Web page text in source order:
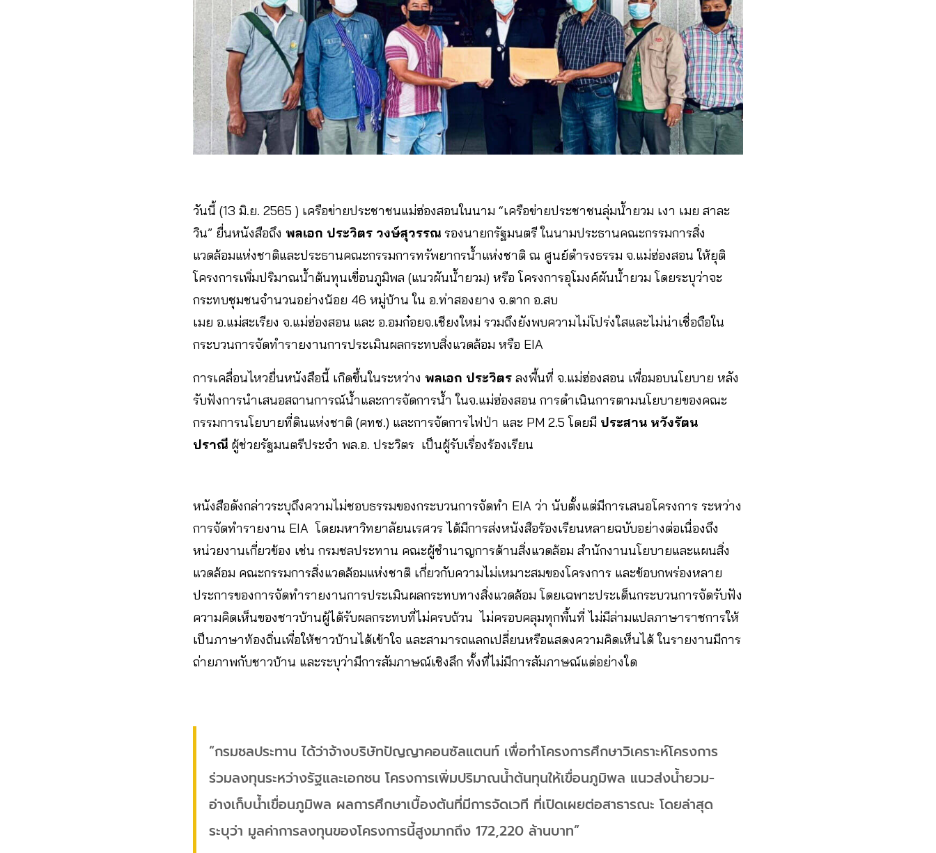
วันนี้ (13 มิ.ย. 2565 ) เครือข่ายประชาชนแม่ฮ่องสอนในนาม “เครือข่ายประชาชนลุ่มน้ำยวม เงา เมย สาละ
วิน” ยื่นหนังสือถึง พลเอก ประวิตร วงษ์สุวรรณ รองนายกรัฐมนตรี ในนามประธานคณะกรรมการสิ่ง
แวดล้อมแห่งชาติและประธานคณะกรรมการทรัพยากรน้ำแห่งชาติ ณ ศูนย์ดำรงธรรม จ.แม่ฮ่องสอน ให้ยุติ
โครงการเพิ่มปริมาณน้ำต้นทุนเขื่อนภูมิพล (แนวผันน้ำยวม) หรือ โครงการอุโมงค์ผันน้ำยวม โดยระบุว่าจะ
กระทบชุมชนจำนวนอย่างน้อย 46 หมู่บ้าน ใน อ.ท่าสองยาง จ.ตาก อ.สบ
เมย อ.แม่สะเรียง จ.แม่ฮ่องสอน และ อ.อมก๋อยจ.เชียงใหม่ รวมถึงยังพบความไม่โปร่งใสและไม่น่าเชื่อถือใน
กระบวนการจัดทำรายงานการประเมินผลกระทบสิ่งแวดล้อม หรือ EIA
การเคลื่อนไหวยื่นหนังสือนี้ เกิดขึ้นในระหว่าง พลเอก ประวิตร ลงพื้นที่ จ.แม่ฮ่องสอน เพื่อมอบนโยบาย หลัง
รับฟังการนำเสนอสถานการณ์น้ำและการจัดการน้ำ ในจ.แม่ฮ่องสอน การดำเนินการตามนโยบายของคณะ
กรรมการนโยบายที่ดินแห่งชาติ (คทช.) และการจัดการไฟป่า และ PM 2.5 โดยมี ประสาน หวังรัตน
ปราณี ผู้ช่วยรัฐมนตรีประจำ พล.อ. ประวิตร เป็นผู้รับเรื่องร้องเรียน
หนังสือดังกล่าวระบุถึงความไม่ชอบธรรมของกระบวนการจัดทำ EIA ว่า นับตั้งแต่มีการเสนอโครงการ ระหว่าง
การจัดทำรายงาน EIA โดยมหาวิทยาลัยนเรศวร ได้มีการส่งหนังสือร้องเรียนหลายฉบับอย่างต่อเนื่องถึง
หน่วยงานเกี่ยวข้อง เช่น กรมชลประทาน คณะผู้ชำนาญการด้านสิ่งแวดล้อม สำนักงานนโยบายและแผนสิ่ง
แวดล้อม คณะกรรมการสิ่งแวดล้อมแห่งชาติ เกี่ยวกับความไม่เหมาะสมของโครงการ และข้อบกพร่องหลาย
ประการของการจัดทำรายงานการประเมินผลกระทบทางสิ่งแวดล้อม โดยเฉพาะประเด็นกระบวนการจัดรับฟัง
ความคิดเห็นของชาวบ้านผู้ได้รับผลกระทบที่ไม่ครบถ้วน ไม่ครอบคลุมทุกพื้นที่ ไม่มีล่ามแปลภาษาราชการให้
เป็นภาษาท้องถิ่นเพื่อให้ชาวบ้านได้เข้าใจ และสามารถแลกเปลี่ยนหรือแสดงความคิดเห็นได้ ในรายงานมีการ
ถ่ายภาพกับชาวบ้าน และระบุว่ามีการสัมภาษณ์เชิงลึก ทั้งที่ไม่มีการสัมภาษณ์แต่อย่างใด
“กรมชลประทาน ได้ว่าจ้างบริษัทปัญญาคอนซัลแตนท์ เพื่อทำโครงการศึกษาวิเคราะห์โครงการ
ร่วมลงทุนระหว่างรัฐและเอกชน โครงการเพิ่มปริมาณน้ำต้นทุนให้เขื่อนภูมิพล แนวส่งน้ำยวม-
อ่างเก็บน้ำเขื่อนภูมิพล ผลการศึกษาเบื้องต้นที่มีการจัดเวที ที่เปิดเผยต่อสาธารณะ โดยล่าสุด
ระบุว่า มูลค่าการลงทุนของโครงการนี้สูงมากถึง 172,220 ล้านบาท”